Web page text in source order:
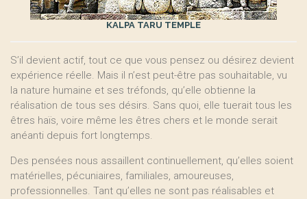
KALPA TARU TEMPLE
S’il devient actif, tout ce que vous pensez ou désirez devient
expérience réelle. Mais il n’est peut-être pas souhaitable, vu
la nature humaine et ses tréfonds, qu’elle obtienne la
réalisation de tous ses désirs. Sans quoi, elle tuerait tous les
êtres haïs, voire même les êtres chers et le monde serait
anéanti depuis fort longtemps.
Des pensées nous assaillent continuellement, qu’elles soient
matérielles, pécuniaires, familiales, amoureuses,
professionnelles. Tant qu’elles ne sont pas réalisables et